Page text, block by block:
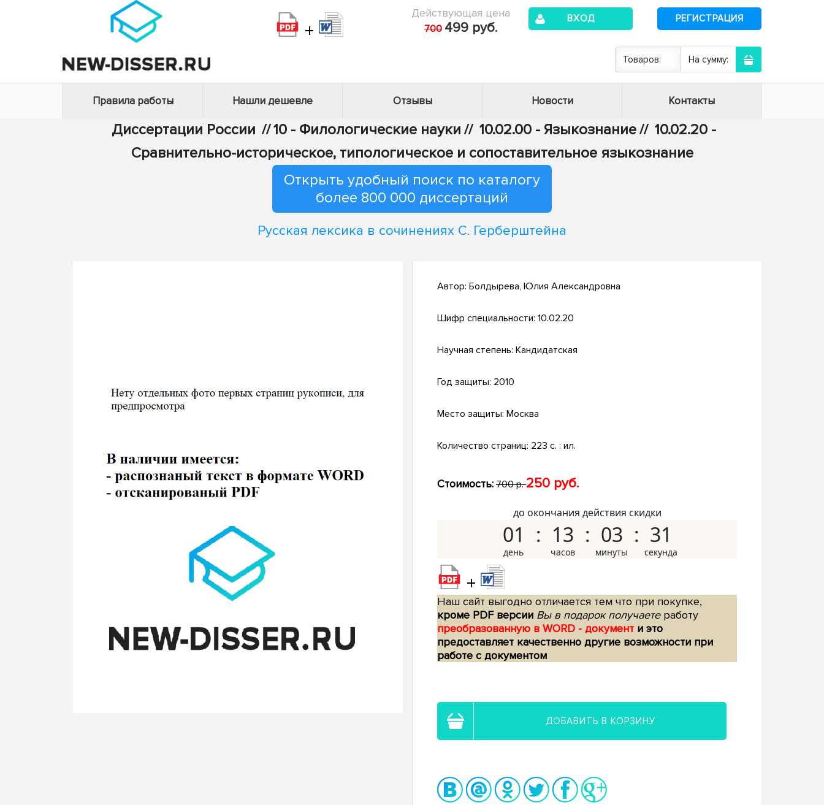
+
Действующая цена
700 499 руб.
ВХОД РЕГИСТРАЦИЯ
Товаров: На сумму:
Правила работы Нашли дешевле Отзывы Новости Контакты
Диссертации России //10 - Филологические науки // 10.02.00 - Языкознание// 10.02.20 -
Сравнительно-историческое, типологическое и сопоставительное языкознание
Открыть удобный поиск по каталогу
более 800 000 диссертаций
Русская лексика в сочинениях С. Герберштейна
Автор: Болдырева, Юлия Александровна
Шифр специальности: 10.02.20
Научная степень: Кандидатская
Год защиты: 2010
Место защиты: Москва
Количество страниц: 223 с. : ил.
Стоимость: 700 р.250 руб.
до окончания действия скидки
01 13 03 30
+
Наш сайт выгодно отличается тем что при покупке,
кроме PDF версии Вы в подарок получаетеработу
преобразованную в WORD - документ и это
предоставляет качественно другие возможности при
работе с документом
ДОБАВИТЬ В КОРЗИНУ